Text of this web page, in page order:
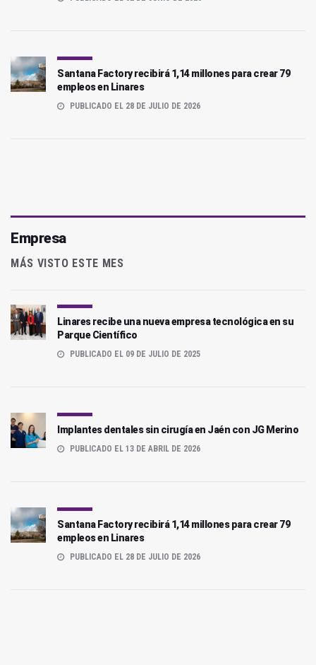
Santana Factory recibirá 1,14 millones para crear 79
empleos en Linares
PUBLICADO EL 28 DE JULIO DE 2026
Empresa
MÁS VISTO ESTE MES
Linares recibe una nueva empresa tecnológica en su
Parque Científico
PUBLICADO EL 09 DE JULIO DE 2025
Implantes dentales sin cirugía en Jaén con JG Merino
PUBLICADO EL 13 DE ABRIL DE 2026
Santana Factory recibirá 1,14 millones para crear 79
empleos en Linares
PUBLICADO EL 28 DE JULIO DE 2026